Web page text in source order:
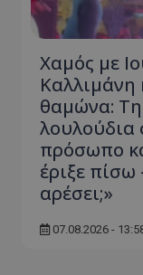
Χαμός με
Καλλιμάνη
θαμώνα:
λουλούδια
πρόσωπο
έριξε πίσω
αρέσει;»
07.08.2026 -
__cf_bm
__cf_bm